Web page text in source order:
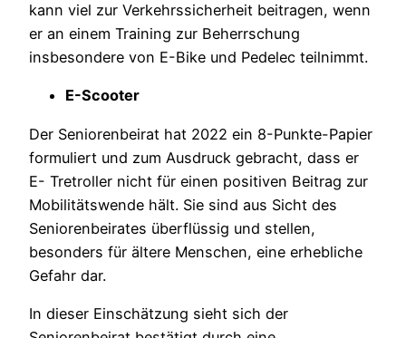
kann viel zur Verkehrssicherheit beitragen, wenn
er an einem Training zur Beherrschung
insbesondere von E-Bike und Pedelec teilnimmt.
E-Scooter
Der Seniorenbeirat hat 2022 ein 8-Punkte-Papier
formuliert und zum Ausdruck gebracht, dass er
E- Tretroller nicht für einen positiven Beitrag zur
Mobilitätswende hält. Sie sind aus Sicht des
Seniorenbeirates überflüssig und stellen,
besonders für ältere Menschen, eine erhebliche
Gefahr dar.
In dieser Einschätzung sieht sich der